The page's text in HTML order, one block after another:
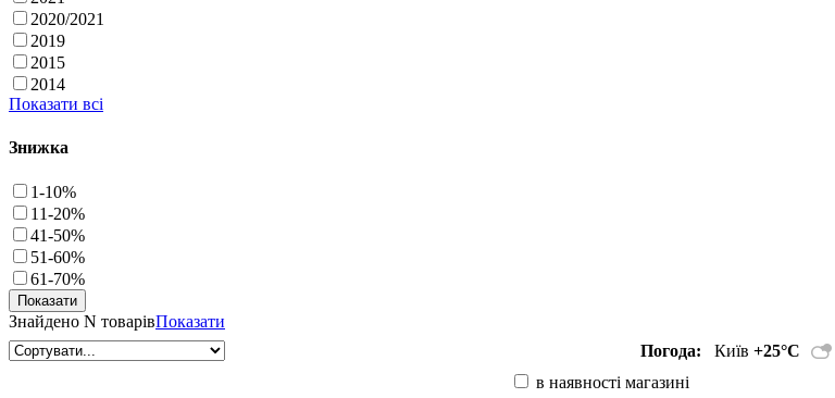
2020/2021
2019
2015
2014
Показати всі
Знижка
1-10%
11-20%
41-50%
51-60%
61-70%
Знайдено N товарівПоказати
Погода:
Київ +25°С
в наявності магазині